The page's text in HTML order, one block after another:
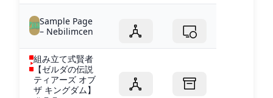
Sample Page
– Nebilimcen
組み立て式賢者
【ゼルダの伝説
ティアーズ オブ
ザ キングダム】